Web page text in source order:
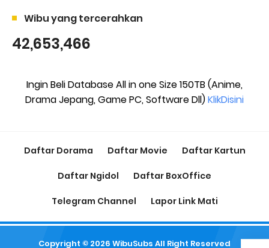
Wibu yang tercerahkan
42,653,466
Ingin Beli Database All in one Size 150TB (Anime,
Drama Jepang, Game PC, Software Dll)KlikDisini
Daftar Dorama Daftar Movie Daftar Kartun
Daftar Ngidol Daftar BoxOffice
Telegram Channel Lapor Link Mati
Copyright © 2026 WibuSubs All Right Reserved